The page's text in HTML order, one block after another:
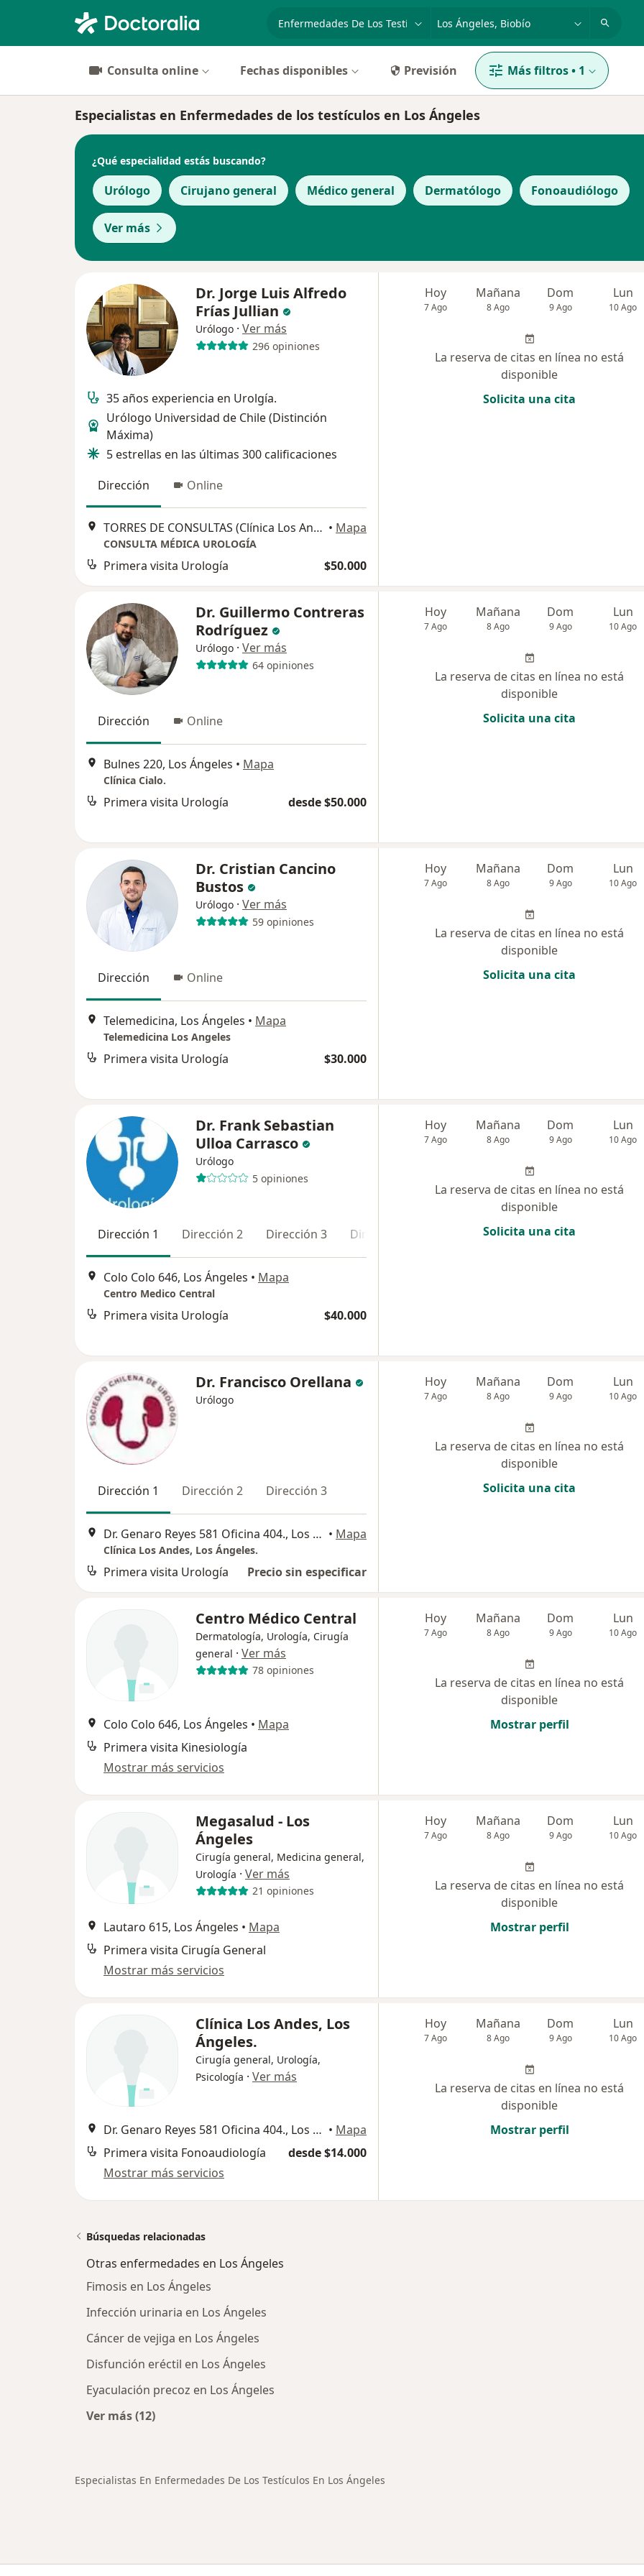
especialidad, enfermedad o nombreciudad o comuna
Consulta online Fechas disponibles Previsión Más filtros• 1
Especialistas en Enfermedades de los testículos en Los Ángeles
¿Qué especialidad estás buscando?
Urólogo Cirujano general Médico general Dermatólogo Fonoaudiólogo
Ver más
Dr. Jorge Luis Alfredo
Frías Jullian
Urólogo · Ver más
296 opiniones
35 años experiencia en Urolgía.
Urólogo Universidad de Chile (Distinción
Máxima)
5 estrellas en las últimas 300 calificaciones
Dirección
Online
TORRES DE CONSULTAS (Clínica Los Andes). Oficina 605, Los Ángeles • Mapa
CONSULTA MÉDICA UROLOGÍA
Primera visita Urología $50.000
Hoy
7 Ago
Mañana
8 Ago
Dom
9 Ago
Lun
10 Ago
La reserva de citas en línea no está
disponible
Solicita una cita
Dr. Guillermo Contreras
Rodríguez
Urólogo · Ver más
64 opiniones
Dirección Online
Bulnes 220, Los Ángeles • Mapa
Clínica Cialo.
Primera visita Urología desde $50.000
Hoy
7 Ago
Mañana
8 Ago
Dom
9 Ago
Lun
10 Ago
La reserva de citas en línea no está
disponible
Solicita una cita
Dr. Cristian Cancino
Bustos
Urólogo · Ver más
59 opiniones
Dirección Online
Telemedicina, Los Ángeles • Mapa
Telemedicina Los Angeles
Primera visita Urología $30.000
Hoy
7 Ago
Mañana
8 Ago
Dom
9 Ago
Lun
10 Ago
La reserva de citas en línea no está
disponible
Solicita una cita
Dr. Frank Sebastian
Ulloa Carrasco
Urólogo
5 opiniones
Dirección 1 Dirección 2 Dirección 3 Dirección 4 Online
Colo Colo 646, Los Ángeles • Mapa
Centro Medico Central
Primera visita Urología $40.000
Hoy
7 Ago
Mañana
8 Ago
Dom
9 Ago
Lun
10 Ago
La reserva de citas en línea no está
disponible
Solicita una cita
Dr. Francisco Orellana
Urólogo
Dirección 1 Dirección 2 Dirección 3
Dr. Genaro Reyes 581 Oficina 404., Los Ángeles • Mapa
Clínica Los Andes, Los Ángeles.
Primera visita Urología Precio sin especificar
Hoy
7 Ago
Mañana
8 Ago
Dom
9 Ago
Lun
10 Ago
La reserva de citas en línea no está
disponible
Solicita una cita
Centro Médico Central
Dermatología, Urología, Cirugía
general · Ver más
78 opiniones
Colo Colo 646, Los Ángeles • Mapa
Primera visita Kinesiología
Mostrar más servicios
Hoy
7 Ago
Mañana
8 Ago
Dom
9 Ago
Lun
10 Ago
La reserva de citas en línea no está
disponible
Mostrar perfil
Megasalud - Los
Ángeles
Cirugía general, Medicina general,
Urología · Ver más
21 opiniones
Lautaro 615, Los Ángeles • Mapa
Primera visita Cirugía General
Mostrar más servicios
Hoy
7 Ago
Mañana
8 Ago
Dom
9 Ago
Lun
10 Ago
La reserva de citas en línea no está
disponible
Mostrar perfil
Clínica Los Andes, Los
Ángeles.
Cirugía general, Urología,
Psicología · Ver más
Dr. Genaro Reyes 581 Oficina 404., Los Ángeles • Mapa
Primera visita Fonoaudiología
desde $14.000
Mostrar más servicios
Hoy
7 Ago
Mañana
8 Ago
Dom
9 Ago
Lun
10 Ago
La reserva de citas en línea no está
disponible
Mostrar perfil
Búsquedas relacionadas
Otras enfermedades en Los Ángeles
Fimosis en Los Ángeles
Infección urinaria en Los Ángeles
Cáncer de vejiga en Los Ángeles
Disfunción eréctil en Los Ángeles
Eyaculación precoz en Los Ángeles
Ver más (12)
Especialistas En Enfermedades De Los Testículos En Los Ángeles